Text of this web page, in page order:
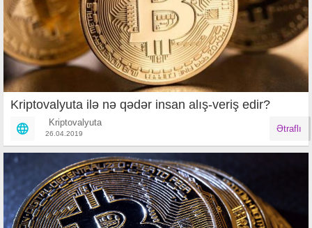
Kriptovalyuta ilə nə qədər insan alış-veriş edir?
Kriptovalyuta
26.04.2019 Ətraflı